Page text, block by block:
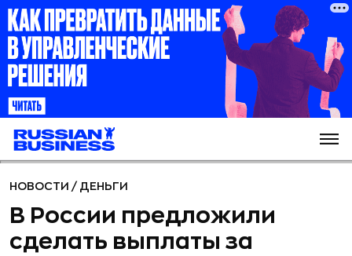
НОВОСТИ / ДЕНЬГИ
В России предложили
сделать выплаты за